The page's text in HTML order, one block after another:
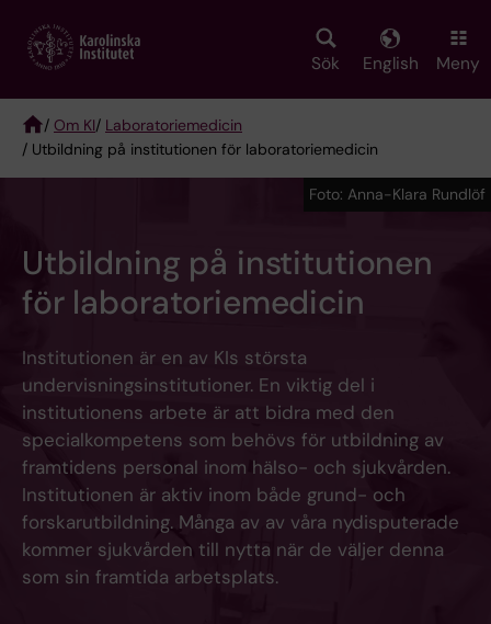
main
Sök English Meny
Breadcrumb
/ Om KI/ Laboratoriemedicin
/ Utbildning på institutionen för laboratoriemedicin
Utbildning på institutionen
för laboratoriemedicin
Institutionen är en av KIs största
undervisningsinstitutioner. En viktig del i
institutionens arbete är att bidra med den
specialkompetens som behövs för utbildning av
framtidens personal inom hälso- och sjukvården.
Institutionen är aktiv inom både grund- och
forskarutbildning. Många av av våra nydisputerade
kommer sjukvården till nytta när de väljer denna
som sin framtida arbetsplats.
Foto: Anna-Klara Rundlöf